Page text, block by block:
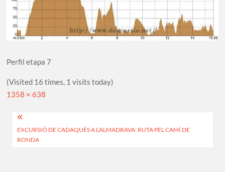
Perfil etapa 7
(Visited 16 times, 1 visits today)
Full
1358 × 638
Navegació
d'entrades
EXCURSIÓ DE CADAQUÉS A L’ALMADRAVA: RUTA PEL CAMÍ DE
RONDA